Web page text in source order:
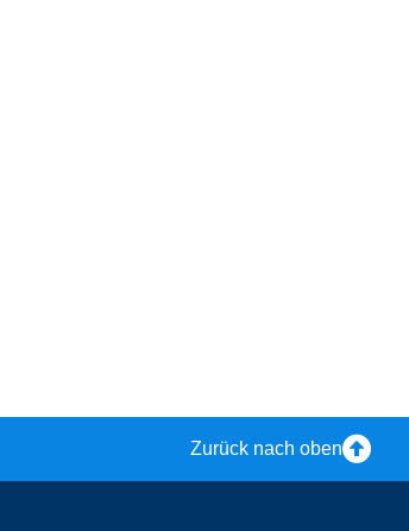
Zurück nach oben